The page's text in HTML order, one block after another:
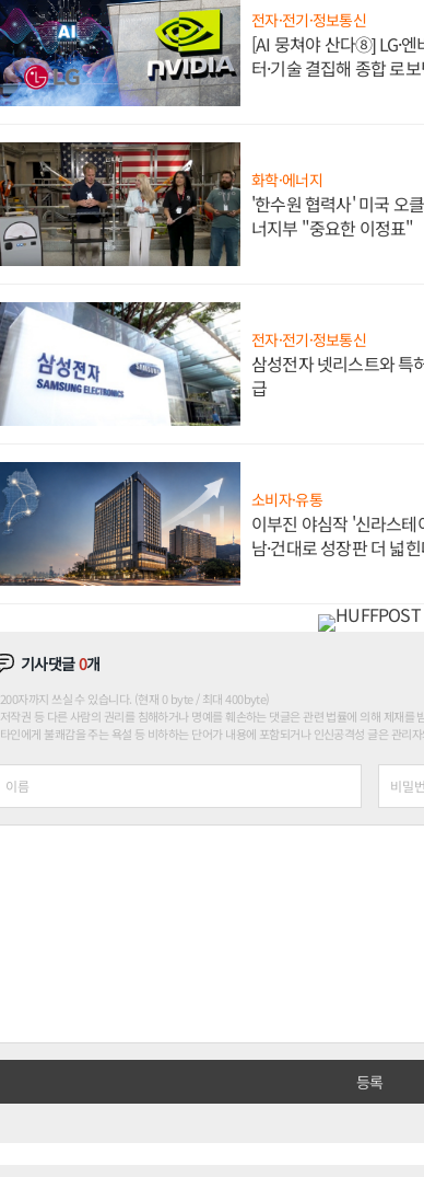
전자·전기·정보통신
[AI 뭉쳐야 산다⑧] LG·엔
터·기술 결집해 종합 로
화학·에너지
'한수원 협력사' 미국 오
너지부 "중요한 이정표"
전자·전기·정보통신
삼성전자 넷리스트와 특
급
소비자·유통
이부진 야심작 '신라스테
남·건대로 성장판 더 넓
기사댓글0개
200자까지 쓰실 수 있습니다. (현재 0 byte / 최대 400byte)
저작권 등 다른 사람의 권리를 침해하거나 명예를 훼손하는 댓글은 관련 법률에 의해 제재를
타인에게 불쾌감을 주는 욕설 등 비하하는 단어가 내용에 포함되거나 인신공격성 글은 관리